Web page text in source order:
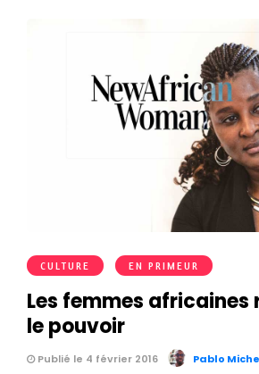
CULTURE EN PRIMEUR
Les femmes
le pouvoir
Publié le 4 février 2016 Pablo